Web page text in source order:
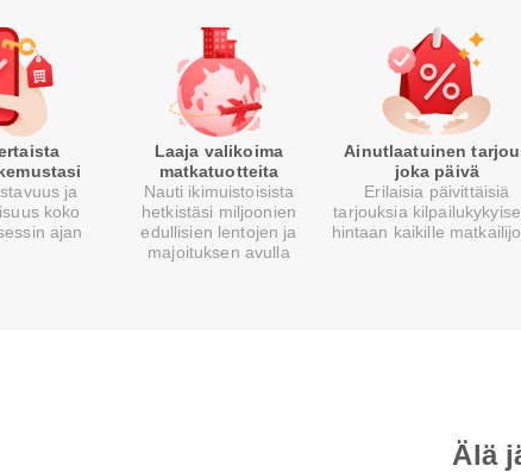
ja
koko
ajan
Laaja valikoima
matkatuotteita
Nauti ikimuistoisista
hetkistäsi miljoonien
edullisien lentojen ja
majoituksen avulla
Ainutlaatuinen
joka päivä
Erilaisia päivittäisiä
tarjouksia
hintaan kaikille
Älä